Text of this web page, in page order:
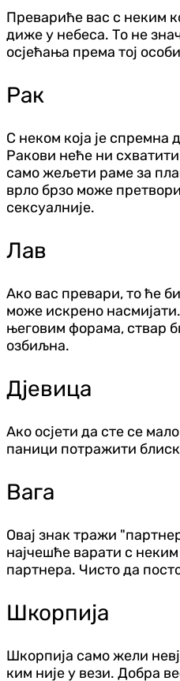
Превариће вас с неким
диже у небеса. То не
осјећања према тој
Рак
С неком која је спремна
Ракови неће ни
само жељети раме за
врло брзо може
сексуалније.
Лав
Ако вас превари, то ће
може искрено
његовим форама, ствар
озбиљна.
Д‌јевица
Ако осјети да сте се
паници потражити
Вага
Овај знак тражи
најчешће варати с
партнера. Чисто да
Шкорпија
Шкорпија само жели
ким није у вези. Добра